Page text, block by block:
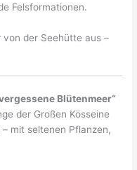
Felsformationen.
der Seehütte aus –
Blütenmeer“
der Großen Kösseine
mit seltenen Pflanzen,